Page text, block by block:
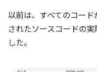
以前は、すべてのコー
されたソースコードの
した。